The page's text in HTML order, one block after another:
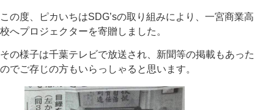
この度、ピカいちはSDG’sの取り組みにより、一宮商業高
校へプロジェクターを寄贈しました。
その様子は千葉テレビで放送され、新聞等の掲載もあった
のでご存じの方もいらっしゃると思います。